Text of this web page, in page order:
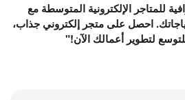
للمتاجر الإلكترونية المتوسطة مع
احصل على متجر إلكتروني جذاب،
لتطوير أعمالك الآن!"